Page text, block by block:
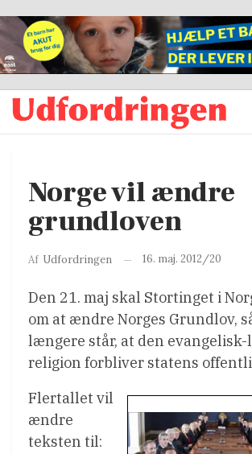
Norge vil ændre
grundloven
Af Udfordringen 16. maj. 2012/20
Den 21. maj skal Stortinget i
om at ændre Norges Grundlov,
længere står, at den
religion forbliver statens
Flertallet vil
ændre
teksten til: